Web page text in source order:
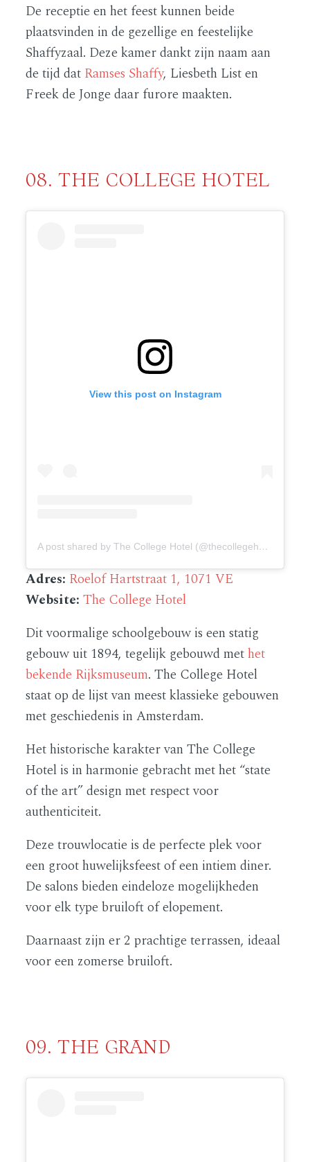
De receptie en het feest kunnen beide
plaatsvinden in de gezellige en feestelijke
Shaffyzaal. Deze kamer dankt zijn naam aan
de tijd dat Ramses Shaffy, Liesbeth List en
Freek de Jonge daar furore maakten.
08. THE COLLEGE HOTEL
View this post on Instagram
A post shared by The College Hotel (@thecollegehotel)
Adres: Roelof Hartstraat 1, 1071 VE
Website:The College Hotel
Dit voormalige schoolgebouw is een statig
gebouw uit 1894, tegelijk gebouwd methet
bekende Rijksmuseum. The College Hotel
staat op de lijst van meest klassieke gebouwen
met geschiedenis in Amsterdam.
Het historische karakter van The College
Hotel is in harmonie gebracht met het “state
of the art” design met respect voor
authenticiteit.
Deze trouwlocatie is de perfecte plek voor
een groot huwelijksfeest of een intiem diner.
De salons bieden eindeloze mogelijkheden
voor elk type bruiloft of elopement.
Daarnaast zijn er 2 prachtige terrassen, ideaal
voor een zomerse bruiloft.
09. THE GRAND